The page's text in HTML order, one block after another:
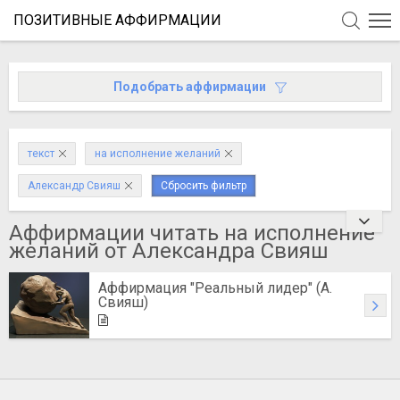
ПОЗИТИВНЫЕ АФФИРМАЦИИ
Подобрать аффирмации
текст на исполнение желаний
Александр Свияш Сбросить фильтр
Аффирмации читать на исполнение
желаний от Александра Свияш
Аффирмация "Реальный лидер" (А.
Свияш)